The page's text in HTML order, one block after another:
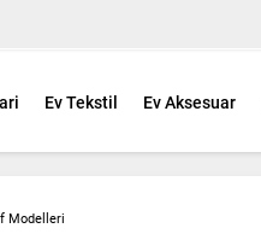
Ev Tekstil Ev Aksesuar
Modelleri